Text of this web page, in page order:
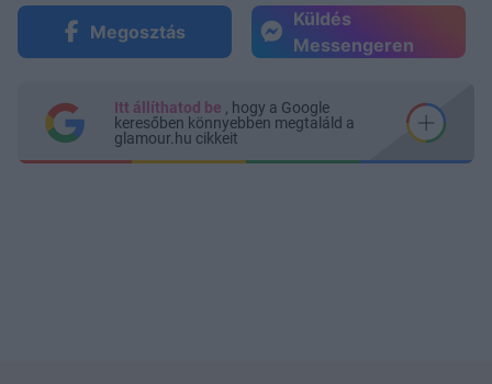
Megosztás
Küldés
Messengeren
Itt állíthatod be , hogy a Google
keresőben könnyebben megtaláld a
glamour.hu cikkeit